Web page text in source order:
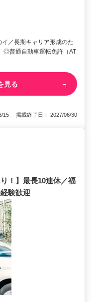
／長期キャリア形成のた
普通自動車運転免許（AT
見る
15 掲載終了日： 2027/06/30
！】最長10連休／福
験歓迎